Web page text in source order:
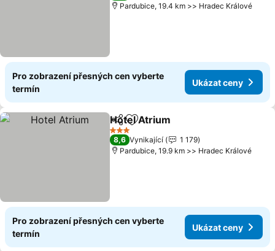
Pardubice, 19.4 km >> Hradec Králové
Pro zobrazení přesných cen vyberte
termín
Ukázat ceny
SdíletPřidat na seznam oblíbených
Hotel Atrium
3 Počet hvězdiček
8,6 Vynikající
1 179
Pardubice, 19.9 km >> Hradec Králové
Pro zobrazení přesných cen vyberte
termín
Ukázat ceny